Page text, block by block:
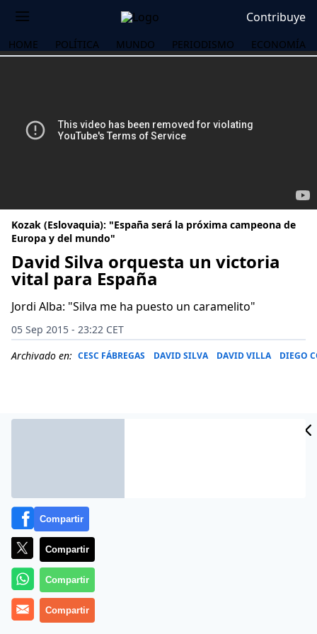
Contribuye
HOME POLÍTICA MUNDO PERIODISMO ECONOMÍA
Kozak (Eslovaquia): "España será la próxima campeona de
Europa y del mundo"
David Silva orquesta un victoria
vital para España
Jordi Alba: "Silva me ha puesto un caramelito"
05 Sep 2015 - 23:22 CET
Archivado en: CESC FÁBREGAS DAVID SILVA DAVID VILLA DIEGO
Más información
Compartir
Compartir
Compartir
Compartir